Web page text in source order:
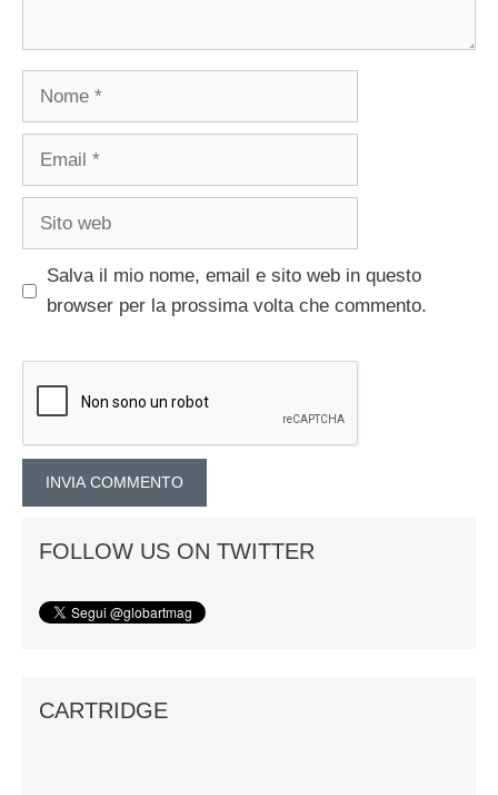
Nome
Email
Sito
Salva il mio nome, email e sito web in questo
browser per la prossima volta che commento.
FOLLOW US ON TWITTER
CARTRIDGE